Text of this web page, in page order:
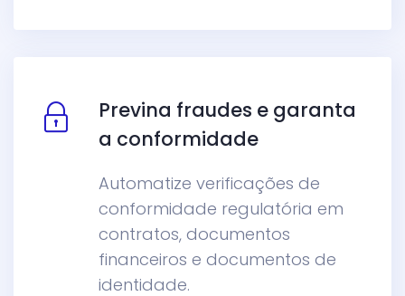
Previna fraudes e garanta
a conformidade
Automatize verificações de
conformidade regulatória em
contratos, documentos
financeiros e documentos de
identidade.